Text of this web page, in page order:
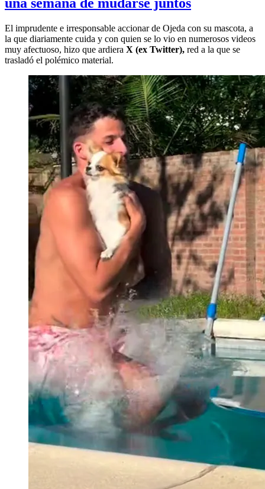
El imprudente e irresponsable accionar de Ojeda con su mascota, a
la que diariamente cuida y con quien se lo vio en numerosos videos
muy afectuoso, hizo que ardiera X (ex Twitter), red a la que se
trasladó el polémico material.